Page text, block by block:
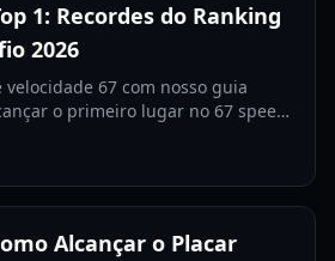
1: Recordes do Ranking
2026
67 com nosso guia
o primeiro lugar no 67 speed
Alcançar o Placar